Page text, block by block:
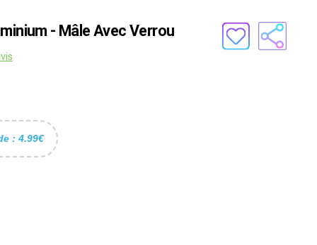
- Mâle Avec Verrou
: 4.99€